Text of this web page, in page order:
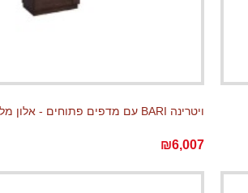
ויטרינה BARI עם מדפים פתוחים - אלון מלא (S)
₪6,007